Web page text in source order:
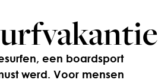
een boardsport
werd. Voor mensen